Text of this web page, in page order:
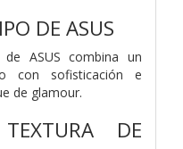
DE ASUS
ASUS combina un
con sofisticación e
de glamour.
DE